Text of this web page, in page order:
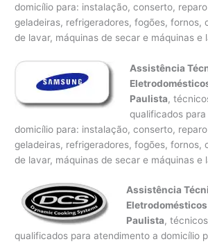
domicílio para: instalação, conserto,
geladeiras, refrigeradores, fogões, fornos,
de lavar, máquinas de secar e máquinas e
Assistência
Paulista,
qualificados
domicílio para: instalação, conserto,
geladeiras, refrigeradores, fogões, fornos,
de lavar, máquinas de secar e máquinas e
Assistência
Eletrodomésticos
Paulista,
qualificados para atendimento a domicílio